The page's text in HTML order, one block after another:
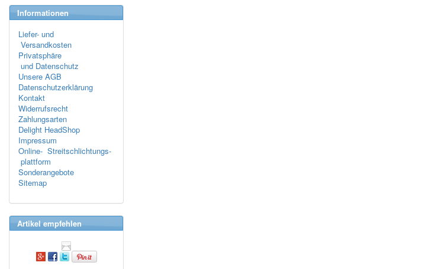
Informationen
Liefer- und
Versandkosten
Privatsphäre
und Datenschutz
Unsere AGB
Datenschutzerklärung
Kontakt
Widerrufsrecht
Zahlungsarten
Delight HeadShop
Impressum
Online- Streitschlichtungs-
plattform
Sonderangebote
Sitemap
Artikel empfehlen